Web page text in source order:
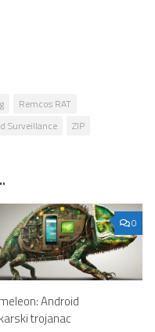
Remcos RAT
Surveillance ZIP
0
Android
trojanac